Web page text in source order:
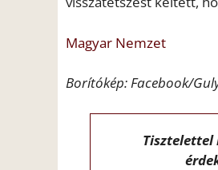
Magyar Nemzet
Borítókép: Facebook/
Tisztelettel